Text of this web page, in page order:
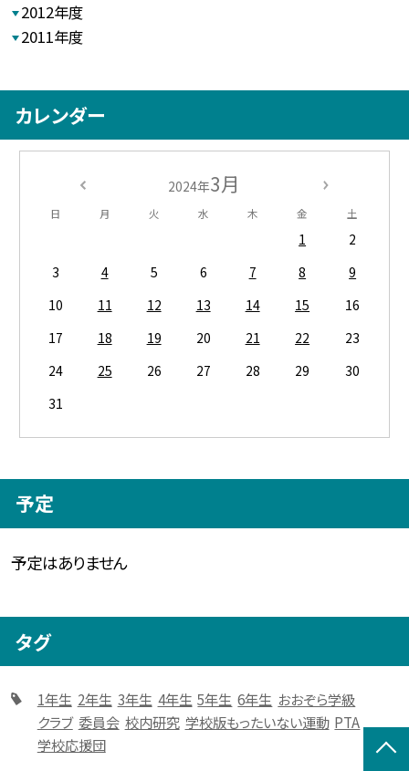
2012年度
2011年度
カレンダー
2024年3月
日 月 火 水 木 金 土
1
2
3
4 5 6 7 8
9
10
11 12 13 14 15
16
17
18 19 20 21 22
23
24
25 26 27 28 29
30
31
予定
予定はありません
タグ
1年生 2年生 3年生 4年生 5年生 6年生 おおぞら学級
クラブ 委員会 校内研究 学校版もったいない運動 PTA
学校応援団